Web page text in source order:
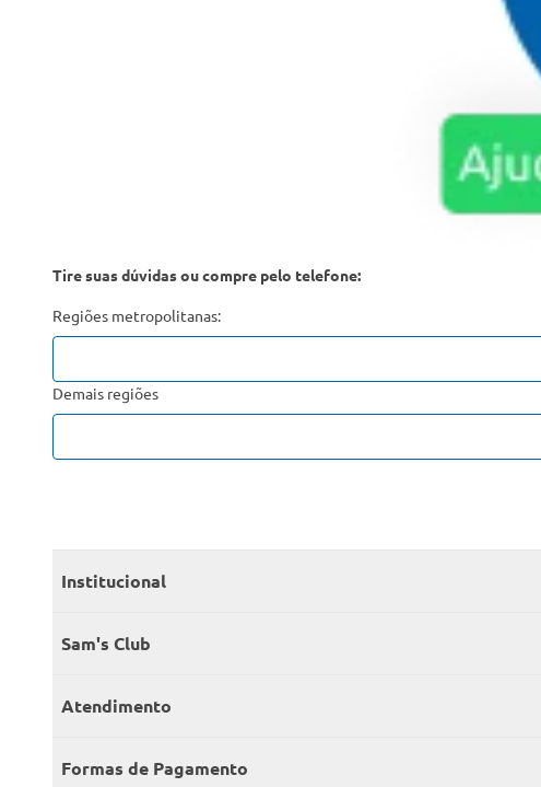
Tire suas dúvidas ou compre pelo telefone:
Regiões metropolitanas:
Demais regiões
Institucional
Quem somos
Encontre um Clube
Sam's Club
Seja sócio
Atendimento
Fale conosco
Formas de Pagamento